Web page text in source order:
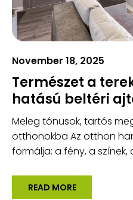
November 18, 2025
Természet a
hatású beltéri
Meleg tónusok, tartós
otthonokba Az otthon
formálja: a fény, a színek,
READ MORE